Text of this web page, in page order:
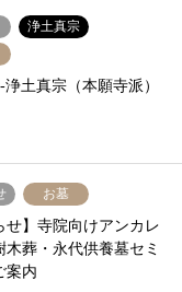
浄土真宗
土真宗（本願寺派）
お墓
せ】寺院向けアンカレ
木葬・永代供養墓セミ
案内